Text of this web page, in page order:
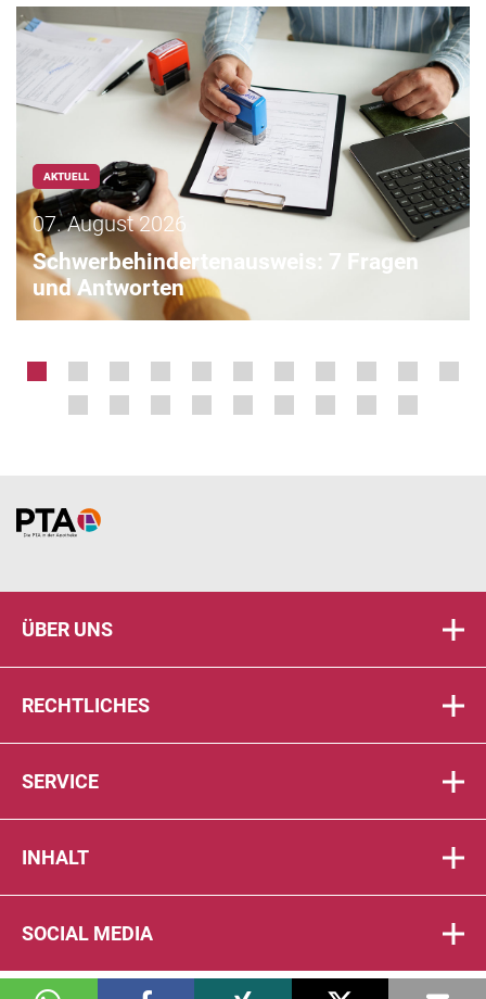
AKTUELL
07. August 2026
Schwerbehindertenausweis: 7 Fragen
und Antworten
Home
ÜBER UNS
RECHTLICHES
SERVICE
INHALT
SOCIAL MEDIA